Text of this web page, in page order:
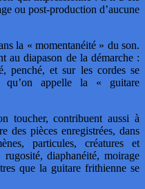
ou post-production d’aucune
la « momentanéité » du son.
au diapason de la démarche :
penché, et sur les cordes se
qu’on appelle la « guitare
toucher, contribuent aussi à
des pièces enregistrées, dans
particules, créatures et
diaphanéité, moirage
que la guitare frithienne se